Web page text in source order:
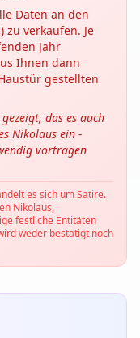
Daten an den
zu verkaufen. Je
Jahr
Ihnen dann
gestellten
das es auch
Nikolaus ein -
vortragen
es sich um Satire.
Nikolaus,
festliche Entitäten
weder bestätigt noch